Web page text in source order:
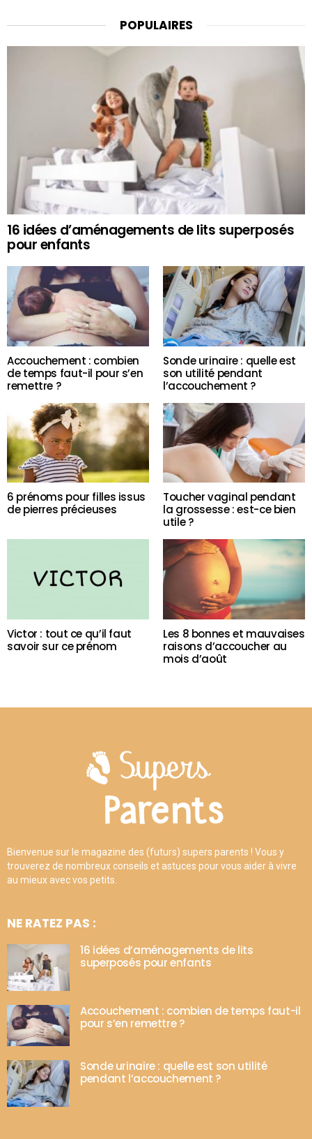
POPULAIRES
16 idées d’aménagements de lits superposés
pour enfants
Accouchement : combien
de temps faut-il pour s’en
remettre ?
Sonde urinaire : quelle est
son utilité pendant
l’accouchement ?
6 prénoms pour filles issus
de pierres précieuses
Toucher vaginal pendant
la grossesse : est-ce bien
utile ?
Victor : tout ce qu’il faut
savoir sur ce prénom
Les 8 bonnes et mauvaises
raisons d’accoucher au
mois d’août
Bienvenue sur le magazine des (futurs) supers parents ! Vous y
trouverez de nombreux conseils et astuces pour vous aider à vivre
au mieux avec vos petits.
NE RATEZ PAS :
16 idées d’aménagements de lits
superposés pour enfants
Accouchement : combien de temps faut-il
pour s’en remettre ?
Sonde urinaire : quelle est son utilité
pendant l’accouchement ?